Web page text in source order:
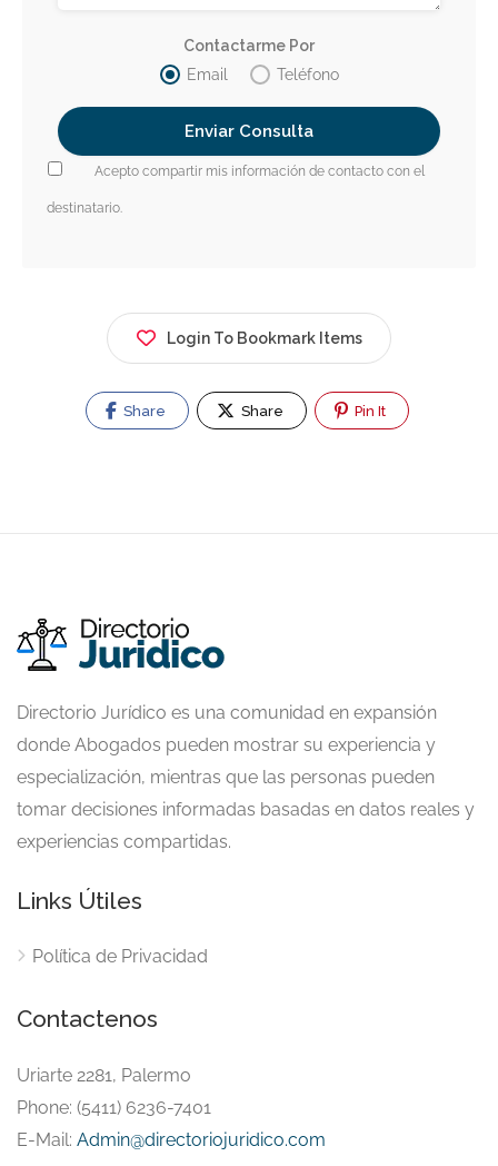
Contactarme Por
Email
Teléfono
Acepto compartir mis información de contacto con el
destinatario.
Login To Bookmark Items
Share Share Pin It
Directorio Jurídico es una comunidad en expansión
donde Abogados pueden mostrar su experiencia y
especialización, mientras que las personas pueden
tomar decisiones informadas basadas en datos reales y
experiencias compartidas.
Links Útiles
Política de Privacidad
Contactenos
Uriarte 2281, Palermo
Phone: (5411) 6236-7401
E-Mail: Admin@directoriojuridico.com